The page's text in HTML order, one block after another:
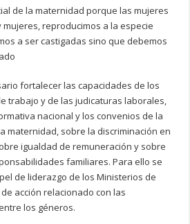
de la maternidad porque las mujeres
reproducimos a la especie
a ser castigadas sino que debemos
fortalecer las capacidades de los
trabajo y de las judicaturas laborales,
nacional y los convenios de la
maternidad, sobre la discriminación en
igualdad de remuneración y sobre
familiares. Para ello se
de liderazgo de los Ministerios de
acción relacionado con las
los géneros.